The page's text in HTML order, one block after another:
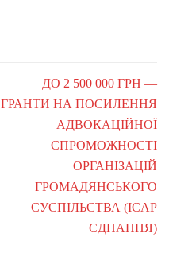
ДО 2 500 000 ГРН —
ГРАНТИ НА ПОСИЛЕННЯ
АДВОКАЦІЙНОЇ
СПРОМОЖНОСТІ
ОРГАНІЗАЦІЙ
ГРОМАДЯНСЬКОГО
СУСПІЛЬСТВА (ICAP
ЄДНАННЯ)